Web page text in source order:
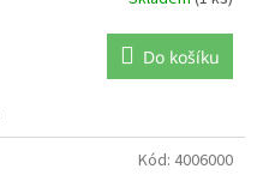
Do košíku
Kód: 4006000